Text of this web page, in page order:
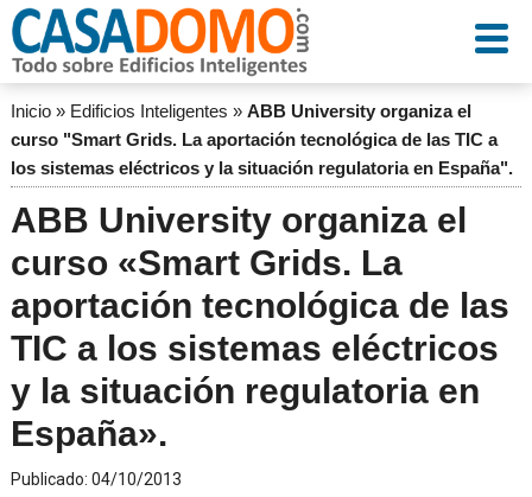
Inicio» Edificios Inteligentes » ABB University organiza el
curso "Smart Grids. La aportación tecnológica de las TIC a
los sistemas eléctricos y la situación regulatoria en España".
ABB University organiza el
curso «Smart Grids. La
aportación tecnológica de las
TIC a los sistemas eléctricos
y la situación regulatoria en
España».
Publicado: 04/10/2013